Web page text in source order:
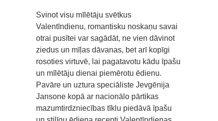
Svinot visu mīlētāju svētkus
Valentīndienu, romantisku noskaņu savai
otrai pusītei var sagādāt, ne vien dāvinot
ziedus un mīļas dāvanas, bet arī kopīgi
rosoties virtuvē, lai pagatavotu kādu īpašu
un mīlētāju dienai piemērotu ēdienu.
Pavāre un uztura speciāliste Jevgēnija
Jansone kopā ar nacionālo pārtikas
mazumtirdzniecības tīklu piedāvā īpašu